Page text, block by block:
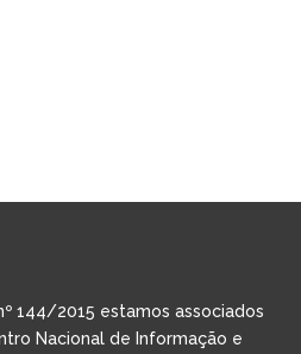
144/2015 estamos associados
Nacional de Informação e